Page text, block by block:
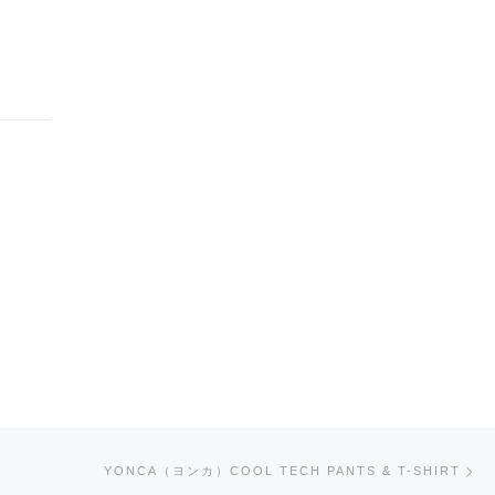
YONCA（ヨンカ）COOL TECH PANTS & T-SHIRT